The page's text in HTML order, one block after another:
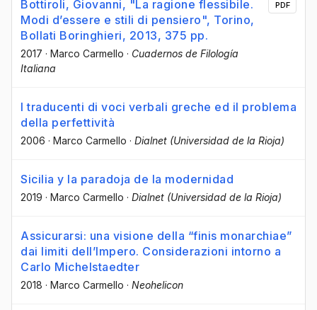
Bottiroli, Giovanni, "La ragione flessibile.
Modi d’essere e stili di pensiero", Torino,
Bollati Boringhieri, 2013, 375 pp.
2017 · Marco Carmello · Cuadernos de Filología
Italiana
PDF
I traducenti di voci verbali greche ed il problema
della perfettività
2006 · Marco Carmello · Dialnet (Universidad de la Rioja)
Sicilia y la paradoja de la modernidad
2019 · Marco Carmello · Dialnet (Universidad de la Rioja)
Assicurarsi: una visione della “finis monarchiae”
dai limiti dell’Impero. Considerazioni intorno a
Carlo Michelstaedter
2018 · Marco Carmello · Neohelicon